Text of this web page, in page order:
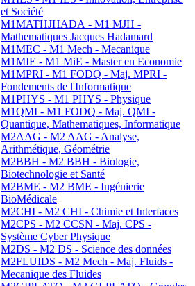
et Société
M1MATHJHADA - M1 MJH -
Mathematiques Jacques Hadamard
M1MEC - M1 Mech - Mecanique
M1MIE - M1 MiE - Master en Economie
M1MPRI - M1 FODQ - Maj. MPRI -
Fondements de l'Informatique
M1PHYS - M1 PHYS - Physique
M1QMI - M1 FODQ - Maj. QMI -
Quantique, Mathematiques, Informatique
M2AAG - M2 AAG - Analyse,
Arithmétique, Géométrie
M2BBH - M2 BBH - Biologie,
Biotechnologie et Santé
M2BME - M2 BME - Ingénierie
BioMédicale
M2CHI - M2 CHI - Chimie et Interfaces
M2CPS - M2 CCSN - Maj. CPS -
Système Cyber Physique
M2DS - M2 DS - Science des données
M2FLUIDS - M2 Mech - Maj. Fluids -
Mecanique des Fluides